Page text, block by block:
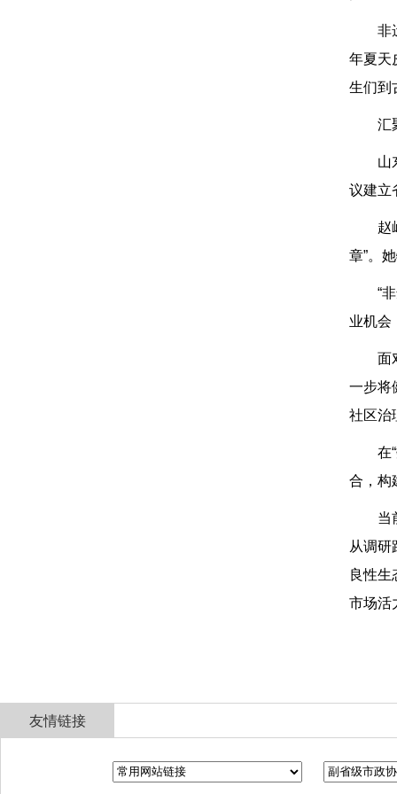
非
年夏天
生们到
汇
山
议建立
赵
章”。
“
业机会
面
一步将
社区治
在
合，构
当
从调研
良性生
市场活
友情链接